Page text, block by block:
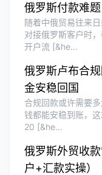
俄罗斯付款难题
随着中俄贸易往来
对接俄罗斯客户时
开户流 [&he…
俄罗斯卢布合
金安稳回国
合规回款或许需要
钱都能安稳到账，
20 [&he…
俄罗斯外贸收
户+汇款实操）